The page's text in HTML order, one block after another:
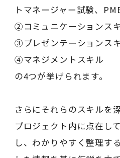
トマネージャー試験、
②コミュニケーションス
③プレゼンテーションス
④マネジメントスキル
の4つが挙げられます。
さらにそれらのスキルを
プロジェクト内に点在し
し、わかりやすく整理す